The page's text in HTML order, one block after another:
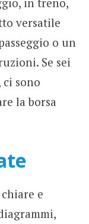
versatile
o un
Se sei
sono
la borsa
e